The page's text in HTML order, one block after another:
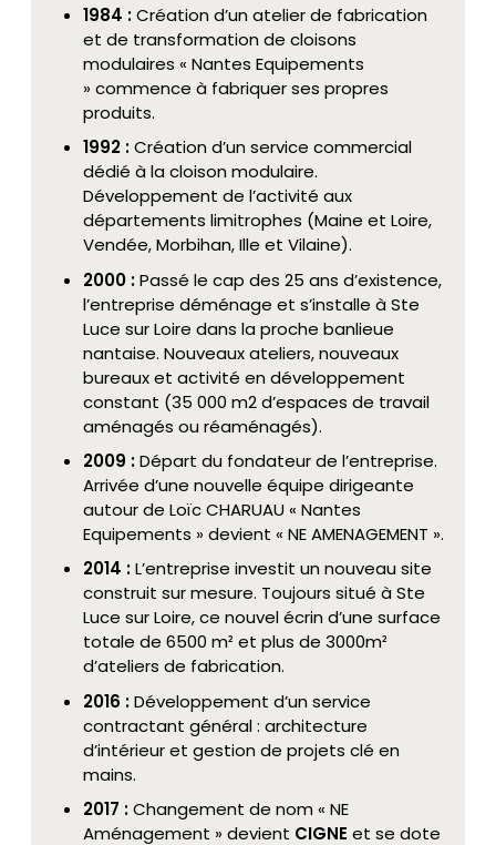
1984 :Création d’un atelier de fabrication
et de transformation de cloisons
modulaires « Nantes Equipements
» commence à fabriquer ses propres
produits.
1992 :Création d’un service commercial
dédié à la cloison modulaire.
Développement de l’activité aux
départements limitrophes (Maine et Loire,
Vendée, Morbihan, Ille et Vilaine).
2000 :Passé le cap des 25 ans d’existence,
l’entreprise déménage et s’installe à Ste
Luce sur Loire dans la proche banlieue
nantaise. Nouveaux ateliers, nouveaux
bureaux et activité en développement
constant (35 000 m2 d’espaces de travail
aménagés ou réaménagés).
2009 :Départ du fondateur de l’entreprise.
Arrivée d’une nouvelle équipe dirigeante
autour de Loïc CHARUAU « Nantes
Equipements » devient « NE AMENAGEMENT ».
2014 :L’entreprise investit un nouveau site
construit sur mesure. Toujours situé à Ste
Luce sur Loire, ce nouvel écrin d’une surface
totale de 6500 m² et plus de 3000m²
d’ateliers de fabrication.
2016 :Développement d’un service
contractant général : architecture
d’intérieur et gestion de projets clé en
mains.
2017 :Changement de nom « NE
Aménagement » devient CIGNE et se dote